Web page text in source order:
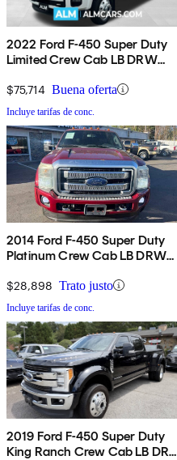
2022 Ford F-450 Super Duty
Limited Crew Cab LB DRW
$75,714 Buena oferta
Incluye tarifas de conc.
2014 Ford F-450 Super Duty
Platinum Crew Cab LB DRW
$28,898 Trato justo
Incluye tarifas de conc.
2019 Ford F-450 Super Duty
King Ranch Crew Cab LB DRW